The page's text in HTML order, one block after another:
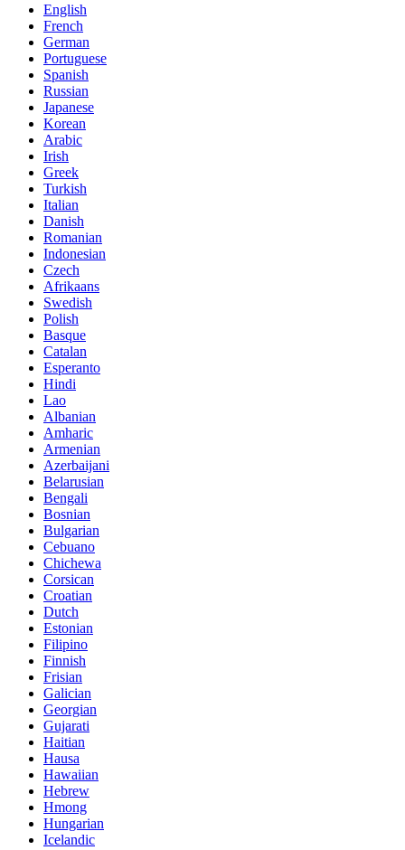
English
French
German
Portuguese
Spanish
Russian
Japanese
Korean
Arabic
Irish
Greek
Turkish
Italian
Danish
Romanian
Indonesian
Czech
Afrikaans
Swedish
Polish
Basque
Catalan
Esperanto
Hindi
Lao
Albanian
Amharic
Armenian
Azerbaijani
Belarusian
Bengali
Bosnian
Bulgarian
Cebuano
Chichewa
Corsican
Croatian
Dutch
Estonian
Filipino
Finnish
Frisian
Galician
Georgian
Gujarati
Haitian
Hausa
Hawaiian
Hebrew
Hmong
Hungarian
Icelandic